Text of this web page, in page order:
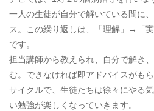
一人の生徒が自分で解いている間に
ス。この繰り返しは、「理解」→「
です。
担当講師から教えられ、自分で解き
む。できなければ即アドバイスがも
サイクルで、生徒たちは徐々にやる
い勉強が楽しくなっていきます。